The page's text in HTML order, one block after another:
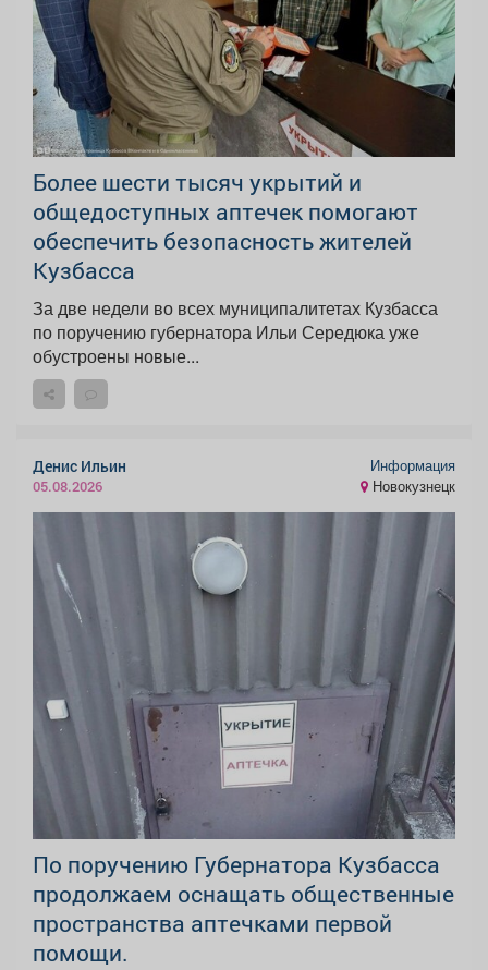
Более шести тысяч укрытий и
общедоступных аптечек помогают
обеспечить безопасность жителей
Кузбасса
За две недели во всех муниципалитетах Кузбасса
по поручению губернатора Ильи Середюка уже
обустроены новые...
Денис Ильин
05.08.2026
Информация
Новокузнецк
По поручению Губернатора Кузбасса
продолжаем оснащать общественные
пространства аптечками первой
помощи.